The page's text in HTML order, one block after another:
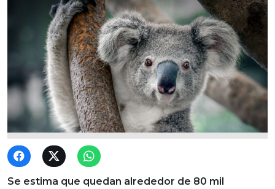
Se estima que quedan alrededor de 80 mil